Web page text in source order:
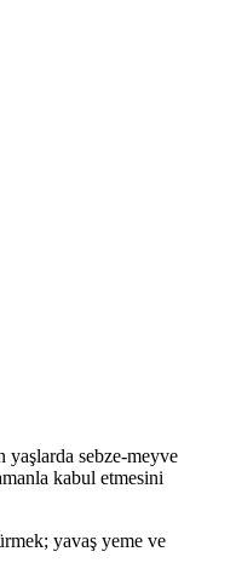
sebze-meyve
kabul etmesini
yavaş yeme ve